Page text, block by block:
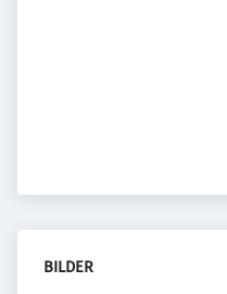
BILDER